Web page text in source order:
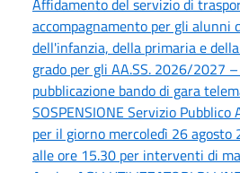
accompagnamento per gli alunni
dell'infanzia, della primaria e
grado per gli AA.SS. 2026/2027
pubblicazione bando di gara
SOSPENSIONE Servizio
per il giorno mercoledì 26 agosto
alle ore 15.30 per interventi di